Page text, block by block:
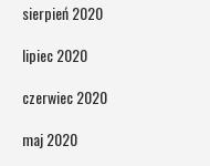
sierpień 2020
lipiec 2020
czerwiec 2020
maj 2020